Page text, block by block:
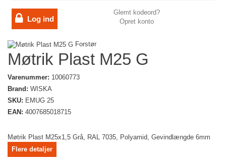
Log ind
Glemt kodeord?
Opret konto
Forstør
Møtrik Plast M25 G
Varenummer: 10060773
Brand: WISKA
SKU: EMUG 25
EAN: 4007685018715
Møtrik Plast M25x1,5 Grå, RAL 7035, Polyamid, Gevindlængde 6mm
Flere detaljer